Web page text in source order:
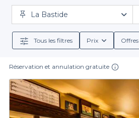
La Bastide
Tous les filtres Prix Offres
Réservation et annulation gratuite